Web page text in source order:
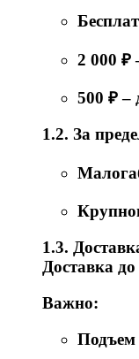
2 000 ₽
500 ₽ –
1.2. За
1.3.
Доставка
Важно:
Подъем